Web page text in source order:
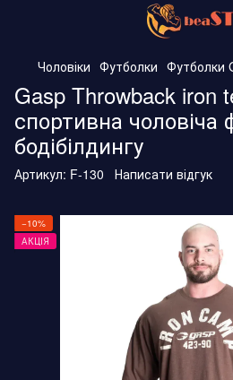
Чоловіки Футболки Футболки
Gasp Throwback iron
спортивна чоловіча
бодібілдингу
Артикул: F-130 Написати відгук
−10%
АКЦІЯ